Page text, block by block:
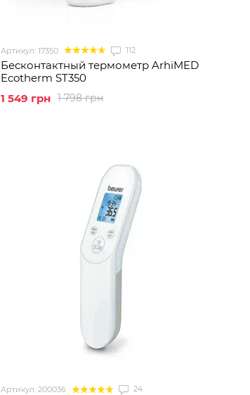
Артикул: 17350 112
Бесконтактный термометр ArhiMED
Ecotherm ST350
1 798 грн
1 549 грн
Артикул: 200036 24